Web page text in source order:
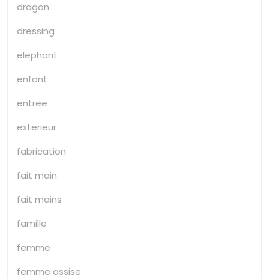
dragon
dressing
elephant
enfant
entree
exterieur
fabrication
fait main
fait mains
famille
femme
femme assise